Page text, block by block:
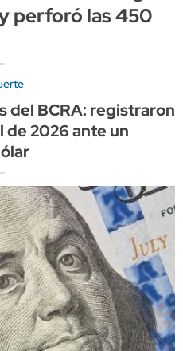
perforó las 450
del BCRA: registraron
de 2026 ante un